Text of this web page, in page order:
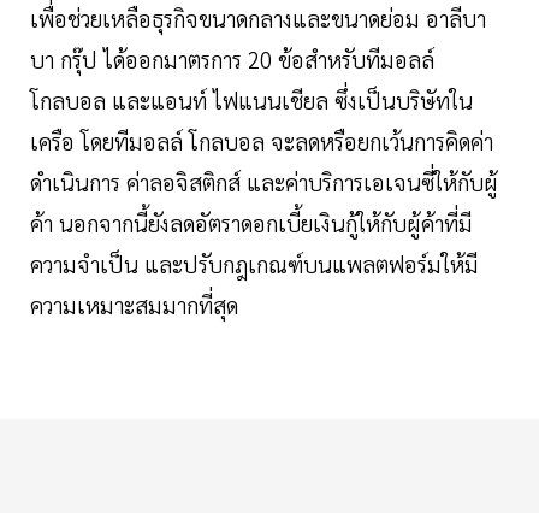
เพื่อช่วยเหลือธุรกิจขนาดกลางและขนาดย่อม อาลีบา
บา กรุ๊ป ได้ออกมาตรการ 20 ข้อสำหรับทีมอลล์
โกลบอล และแอนท์ ไฟแนนเชียล ซึ่งเป็นบริษัทใน
เครือ โดยทีมอลล์ โกลบอล จะลดหรือยกเว้นการคิดค่า
ดำเนินการ ค่าลอจิสติกส์ และค่าบริการเอเจนซี่ให้กับผู้
ค้า นอกจากนี้ยังลดอัตราดอกเบี้ยเงินกู้ให้กับผู้ค้าที่มี
ความจำเป็น และปรับกฎเกณฑ์บนแพลตฟอร์มให้มี
ความเหมาะสมมากที่สุด